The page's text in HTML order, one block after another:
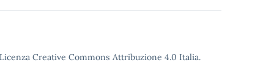
Creative Commons Attribuzione 4.0 Italia.